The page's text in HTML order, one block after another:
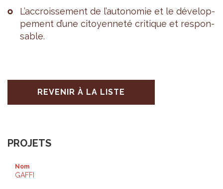
L’ac­crois­se­ment de l’au­to­no­mie et le déve­lop­
pe­ment d’une citoyen­neté cri­tique et res­pon­
sable.
REVENIR À LA LISTE
PROJETS
Nom
GAFFI